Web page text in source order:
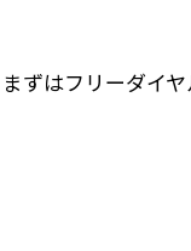
はフリーダイヤ